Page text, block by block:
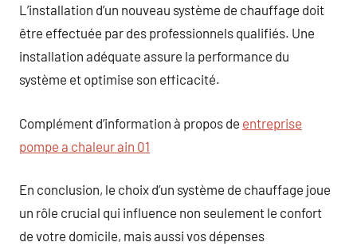
L’installation d’un nouveau système de chauffage doit
être effectuée par des professionnels qualifiés. Une
installation adéquate assure la performance du
système et optimise son efficacité.
Complément d’information à propos de entreprise
pompe a chaleur ain 01
En conclusion, le choix d’un système de chauffage joue
un rôle crucial qui influence non seulement le confort
de votre domicile, mais aussi vos dépenses